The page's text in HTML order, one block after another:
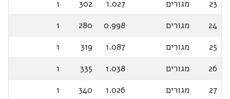
23
מגורים 1.027
302
1
24
מגורים 0.998
280
1
25
מגורים 1.087
319
1
26
מגורים 1.038
335
1
27
מגורים 1.026
340
1